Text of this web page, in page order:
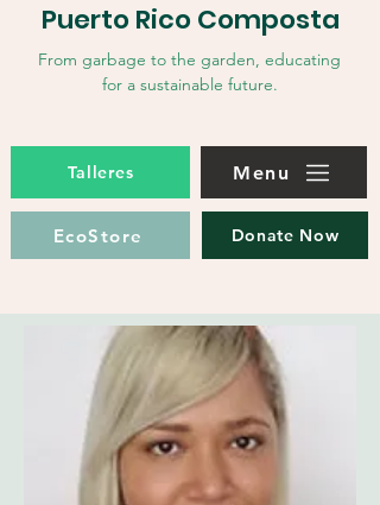
Puerto Rico Composta
From garbage to the garden, educating
for a sustainable future.
Talleres Menu
EcoStore Donate Now